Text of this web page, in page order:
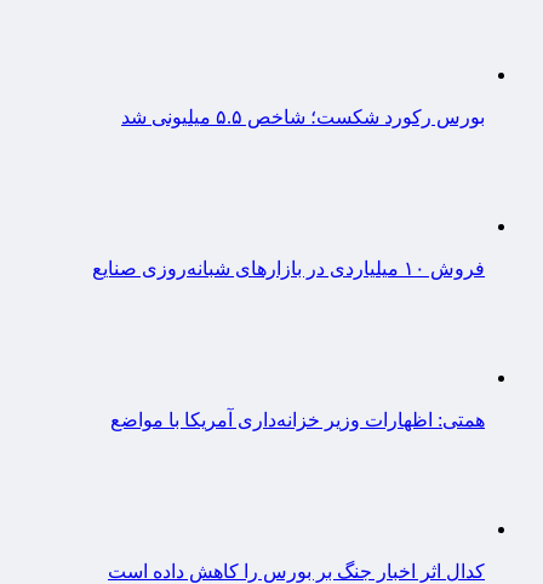
بورس رکورد شکست؛ شاخص ۵.۵ میلیونی شد
فروش ۱۰ میلیاردی در بازارهای شبانه‌روزی صنایع
همتی: اظهارات وزیر خزانه‌داری آمریکا با مواضع
کدال اثر اخبار جنگ بر بورس را کاهش داده است